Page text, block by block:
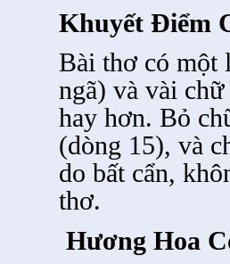
Khuyết Điểm
Bài thơ có một
ngã) và vài
hay hơn. Bỏ
(dòng 15), và
do bất cẩn,
thơ.
Hương Hoa